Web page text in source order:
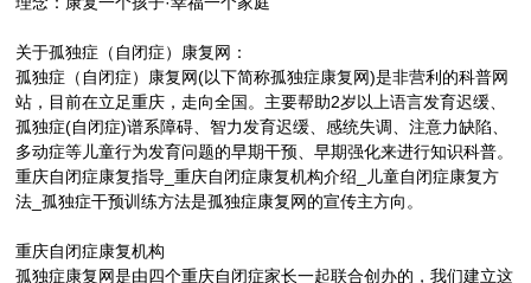
关于孤独症（自闭症）康复网：
孤独症（自闭症）康复网(以下简称孤独症康复网)是非营利的科普网
站，目前在立足重庆，走向全国。主要帮助2岁以上语言发育迟缓、
孤独症(自闭症)谱系障碍、智力发育迟缓、感统失调、注意力缺陷、
多动症等儿童行为发育问题的早期干预、早期强化来进行知识科普。
重庆自闭症康复指导_重庆自闭症康复机构介绍_儿童自闭症康复方
法_孤独症干预训练方法是孤独症康复网的宣传主方向。
重庆自闭症康复机构
孤独症康复网是由四个重庆自闭症家长一起联合创办的，我们建立这